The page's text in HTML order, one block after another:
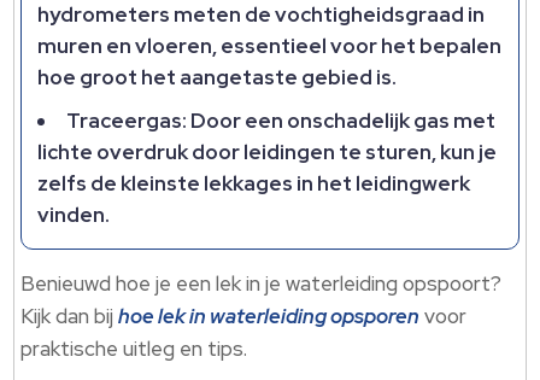
hydrometers meten de vochtigheidsgraad in
muren en vloeren, essentieel voor het bepalen
hoe groot het aangetaste gebied is.​
Traceergas: Door een onschadelijk gas met
lichte overdruk door leidingen te sturen, kun je
zelfs de kleinste lekkages in het leidingwerk
vinden.​
Benieuwd hoe je een lek in je waterleiding opspoort?
Kijk dan bijhoe lek in waterleiding opsporen voor
praktische uitleg en tips.​